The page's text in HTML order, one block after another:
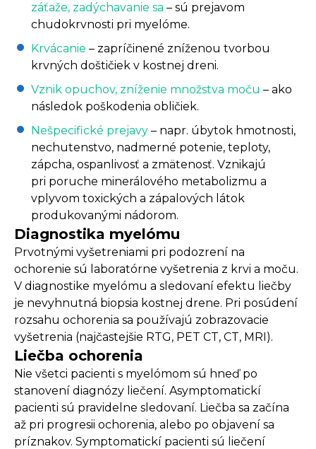
záťaže, zadýchavanie sa – sú prejavom
chudokrvnosti pri myelóme.
Krvácanie – zapríčinené zníženou tvorbou
krvných doštičiek v kostnej dreni.
Vznik opuchov, zníženie množstva moču – ako
následok poškodenia obličiek.
Nešpecifické prejavy – napr. úbytok hmotnosti,
nechutenstvo, nadmerné potenie, teploty,
zápcha, ospanlivosť a zmätenosť. Vznikajú
pri poruche minerálového metabolizmu a
vplyvom toxických a zápalových látok
produkovanými nádorom.
Diagnostika myelómu
Prvotnými vyšetreniami pri podozrení na
ochorenie sú laboratórne vyšetrenia z krvi a moču.
V diagnostike myelómu a sledovaní efektu liečby
je nevyhnutná biopsia kostnej drene. Pri posúdení
rozsahu ochorenia sa používajú zobrazovacie
vyšetrenia (najčastejšie RTG, PET CT, CT, MRI).
Liečba ochorenia
Nie všetci pacienti s myelómom sú hneď po
stanovení diagnózy liečení. Asymptomatickí
pacienti sú pravidelne sledovaní. Liečba sa začína
až pri progresii ochorenia, alebo po objavení sa
príznakov. Symptomatickí pacienti sú liečení